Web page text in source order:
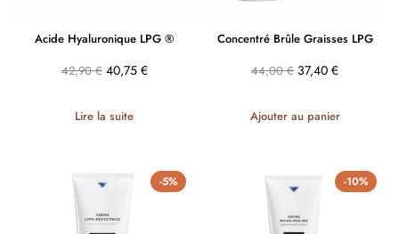
Acide Hyaluronique LPG ®
42,90€ 40,75 €
Lire la suite
Concentré Brûle Graisses LPG
44,00€ 37,40 €
Ajouter au panier
-5% -10%